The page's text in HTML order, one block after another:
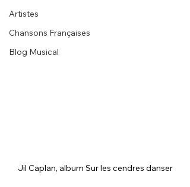
Artistes
Chansons Françaises
Blog Musical
Jil Caplan, album Sur les cendres danser